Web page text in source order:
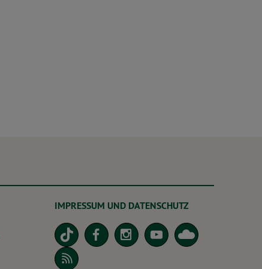
IMPRESSUM UND DATENSCHUTZ